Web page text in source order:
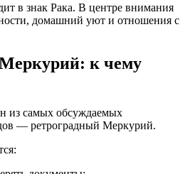
в знак Рака. В центре внимания
домашний уют и отношения с
к чему
из самых обсуждаемых
— ретроградный Меркурий.